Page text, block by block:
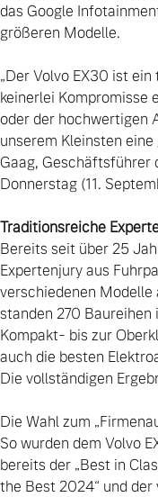
das Google
größeren Modelle.
„Der Volvo EX30 ist
keinerlei Kompromisse
oder der hochwertigen
unserem Kleinsten
Gaag, Geschäftsführer
Donnerstag (11.
Traditionsreiche
Bereits seit über 25
Expertenjury aus
verschiedenen
standen 270 Baureihen
Kompakt- bis zur
auch die besten
Die vollständigen
Die Wahl zum
So wurden dem Volvo
bereits der „Best in
the Best 2024“ und der